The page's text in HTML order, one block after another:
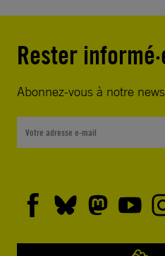
Rester
Abonnez-vous à notre